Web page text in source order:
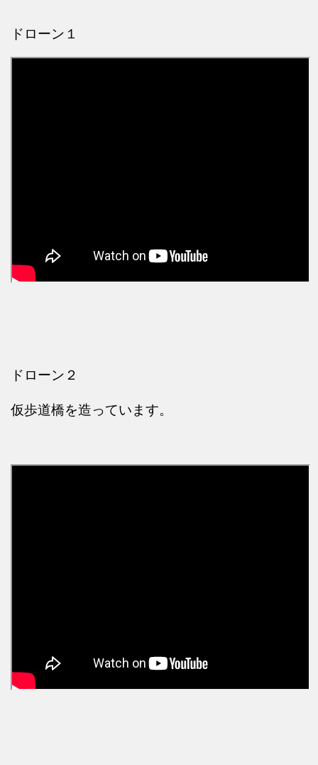
ドローン１
ドローン２
仮歩道橋を造っています。